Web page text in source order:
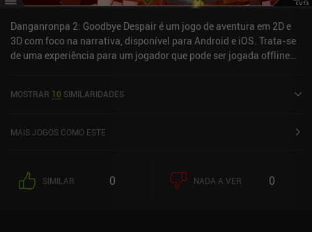
Danganronpa 2: Goodbye Despair é um jogo de aventura em 2D e
3D com foco na narrativa, disponível para Android e iOS. Trata-se
de uma experiência para um jogador que pode ser jogada offline
lançado em agosto de 2020 e tem uma avaliação atual de 3,8 de
MOSTRAR 10 SIMILARIDADES
MAIS JOGOS COMO ESTE
SIMILAR 0 NADA A VER 0